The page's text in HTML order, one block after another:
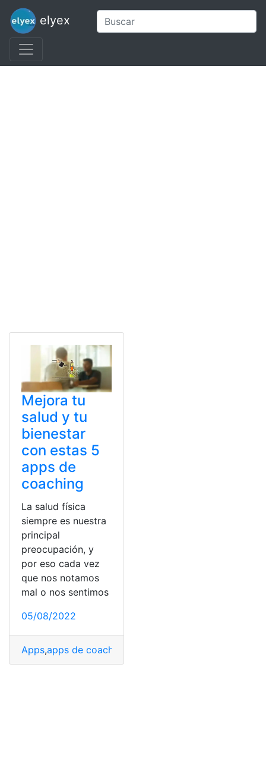
elyex
Mejora tu
salud y tu
bienestar
con estas 5
apps de
coaching
La salud física
siempre es nuestra
principal
preocupación, y
por eso cada vez
que nos notamos
mal o nos sentimos
05/08/2022
Apps,apps de coaching